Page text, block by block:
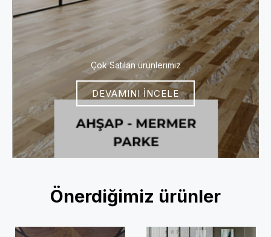
Çok Satılan ürünlerimiz
DEVAMINI İNCELE
Önerdiğimiz ürünler